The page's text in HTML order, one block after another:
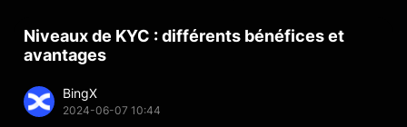
Niveaux de KYC : différents bénéfices et
avantages
BingX
2024-06-07 10:44